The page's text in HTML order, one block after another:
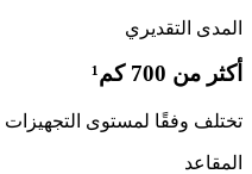
المدى التقديري
أكثر من 700 كم¹
تختلف وفقًا لمستوى التجهيزات
المقاعد